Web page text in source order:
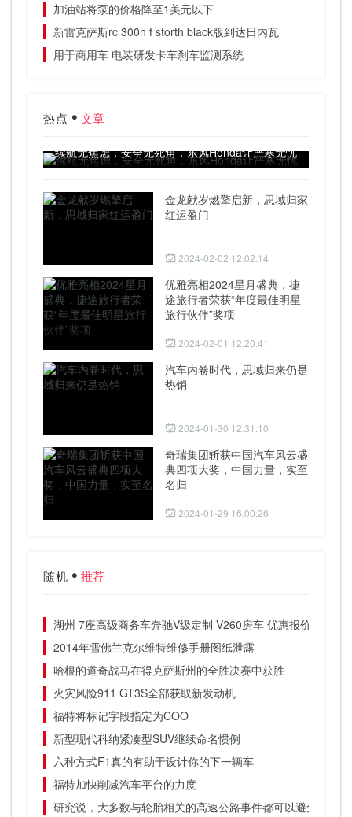
加油站将泵的价格降至1美元以下
新雷克萨斯rc 300h f storth black版到达日内瓦
用于商用车 电装研发卡车刹车监测系统
热点 文章
续航无焦虑，安全无死角，东风Honda让严寒无忧
金龙献岁燃擎启新，思域归家
红运盈门
2024-02-02 12:02:14
优雅亮相2024星月盛典，捷
途旅行者荣获“年度最佳明星
旅行伙伴”奖项
2024-02-01 12:20:41
汽车内卷时代，思域归来仍是
热销
2024-01-30 12:31:10
奇瑞集团斩获中国汽车风云盛
典四项大奖，中国力量，实至
名归
2024-01-29 16:00:26
随机 推荐
湖州 7座高级商务车奔驰V级定制 V260房车 优惠报价直降5-
2014年雪佛兰克尔维特维修手册图纸泄露
哈根的道奇战马在得克萨斯州的全胜决赛中获胜
火灾风险911 GT3S全部获取新发动机
福特将标记字段指定为COO
新型现代科纳紧凑型SUV继续命名惯例
六种方式F1真的有助于设计你的下一辆车
福特加快削减汽车平台的力度
研究说，大多数与轮胎相关的高速公路事件都可以避免